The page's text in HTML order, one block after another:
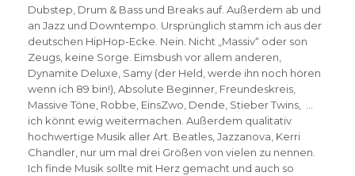
Dubstep, Drum & Bass und Breaks auf. Außerdem ab und
an Jazz und Downtempo. Ursprünglich stamm ich aus der
deutschen HipHop-Ecke. Nein. Nicht „Massiv“ oder son
Zeugs, keine Sorge. Eimsbush vor allem anderen,
Dynamite Deluxe, Samy (der Held, werde ihn noch hören
wenn ich 89 bin!), Absolute Beginner, Freundeskreis,
Massive Töne, Robbe, EinsZwo, Dende, Stieber Twins, …
ich könnt ewig weitermachen. Außerdem qualitativ
hochwertige Musik aller Art. Beatles, Jazzanova, Kerri
Chandler, nur um mal drei Größen von vielen zu nennen.
Ich finde Musik sollte mit Herz gemacht und auch so